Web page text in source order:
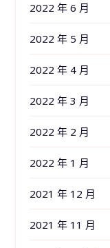
2022 年 6 月
2022 年 5 月
2022 年 4 月
2022 年 3 月
2022 年 2 月
2022 年 1 月
2021 年 12 月
2021 年 11 月